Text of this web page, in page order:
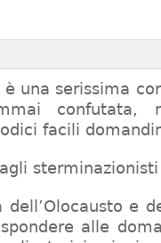
una serissima
confutata,
facili
sterminazionisti
e
alle